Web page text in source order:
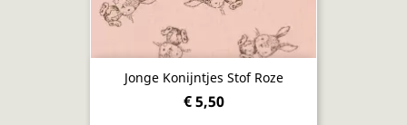
Jonge Konijntjes Stof Roze
€ 5,50